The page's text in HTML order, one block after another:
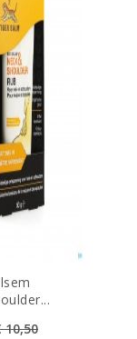
prijs
10,50